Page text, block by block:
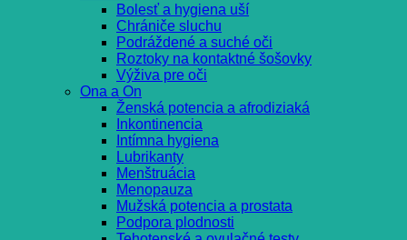
Bolesť a hygiena uší
Chrániče sluchu
Podráždené a suché oči
Roztoky na kontaktné šošovky
Výživa pre oči
Ona a On
Ženská potencia a afrodiziaká
Inkontinencia
Intímna hygiena
Lubrikanty
Menštruácia
Menopauza
Mužská potencia a prostata
Podpora plodnosti